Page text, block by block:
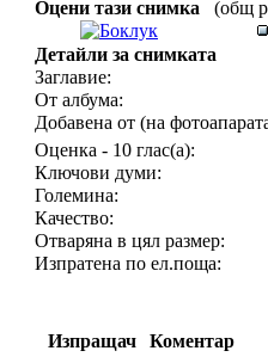
Оцени тази снимка
(общ
Детайли за снимката
Заглавие:
От албума:
Добавена от (на
Оценка - 10 глас(а):
Ключови думи:
Големина:
Качество:
Отваряна в цял размер:
Изпратена по ел.поща:
Изпращач Коментар